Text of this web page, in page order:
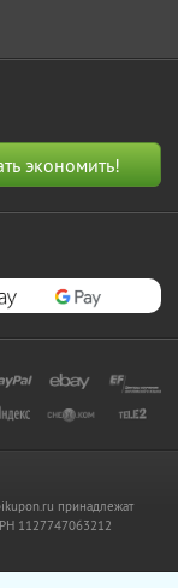
принадлежат
1127747063212